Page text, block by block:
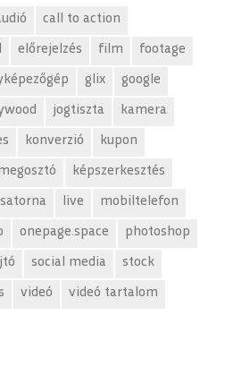
call to action
előrejelzés film footage
glix google
jogtiszta kamera
konverzió kupon
képszerkesztés
live mobiltelefon
onepage.space photoshop
social media stock
videó videó tartalom